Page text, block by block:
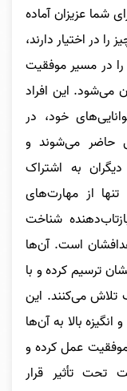
شما عزیزان آماده
در اختیار دارند،
در مسیر موفقیت
می‌شود. این افراد
خود، در
حاضر می‌شوند و
دیگران به اشتراک
از مهارت‌های
شناخت
است. آن‌ها
ترسیم کرده و با
تلاش می‌کنند. این
بالا به آن‌ها
عمل کرده و
تحت تأثیر قرار